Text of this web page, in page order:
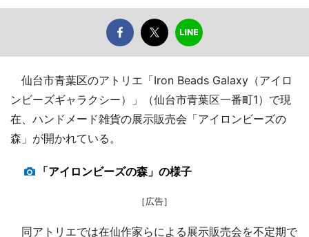
仙台市青葉区のアトリエ「Iron Beads Galaxy（アイロ
ンビーズギャラクシー）」（仙台市青葉区一番町1）で現
在、ハンドメード雑貨の展示販売会「アイロンビーズの
森」が開かれている。
「アイロンビーズの森」の様子
［広告］
同アトリエでは在仙作家らによる展示販売会を不定期で